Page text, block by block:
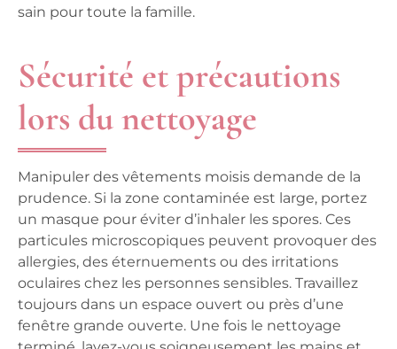
sain pour toute la famille.
Sécurité et précautions
lors du nettoyage
Manipuler des vêtements moisis demande de la
prudence. Si la zone contaminée est large, portez
un masque pour éviter d’inhaler les spores. Ces
particules microscopiques peuvent provoquer des
allergies, des éternuements ou des irritations
oculaires chez les personnes sensibles. Travaillez
toujours dans un espace ouvert ou près d’une
fenêtre grande ouverte. Une fois le nettoyage